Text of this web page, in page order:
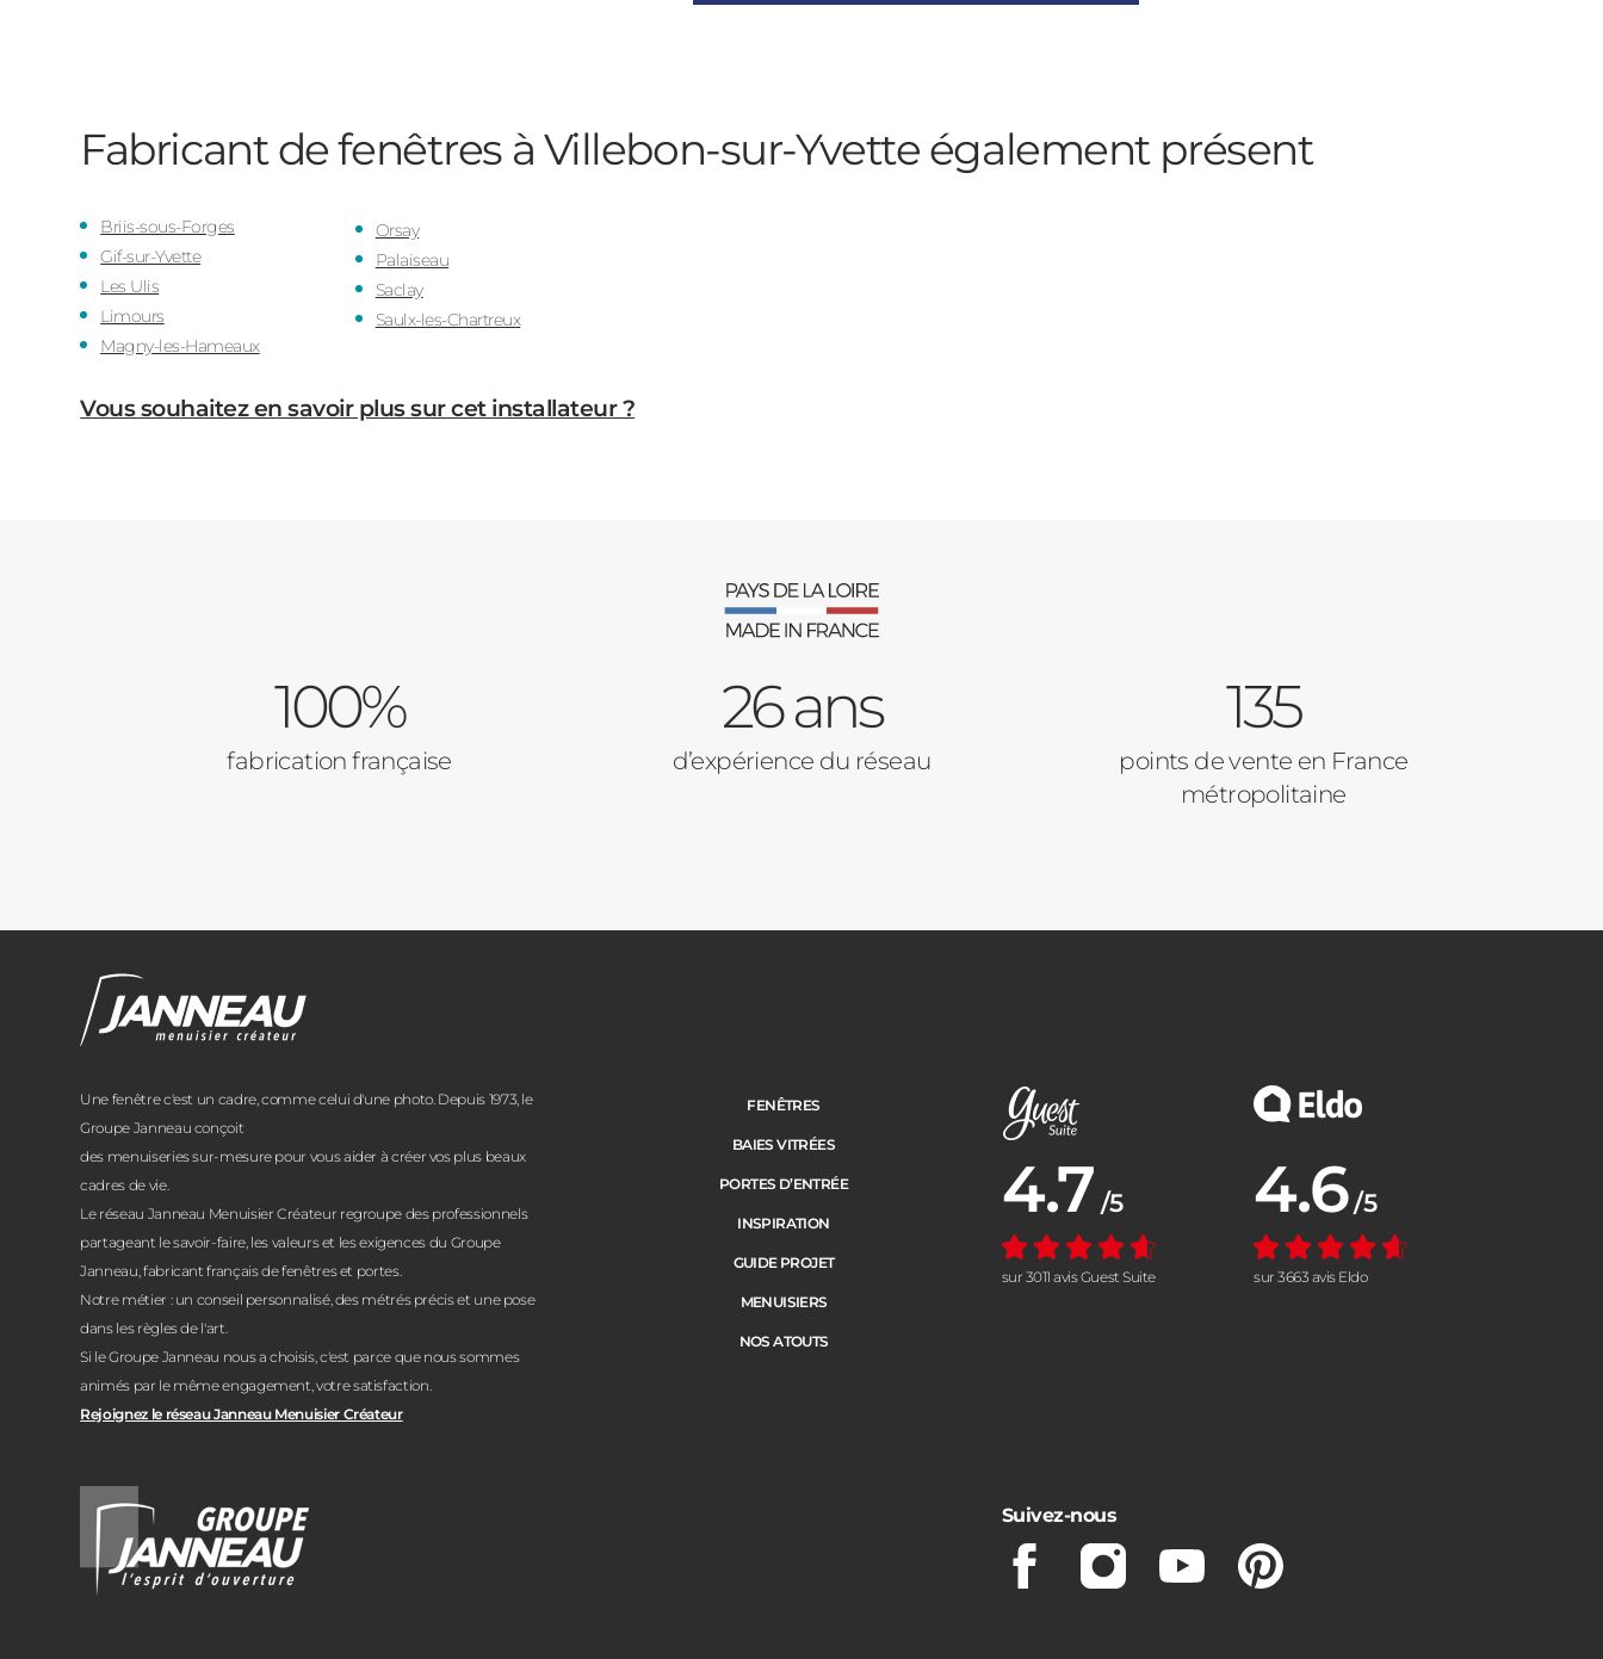
Fabricant de fenêtres à Villebon-sur-Yvette également présent
Briis-sous-Forges
Gif-sur-Yvette
Les Ulis
Limours
Magny-les-Hameaux
Orsay
Palaiseau
Saclay
Saulx-les-Chartreux
Vous souhaitez en savoir plus sur cet installateur ?
100%
fabrication française
26 ans
d’expérience du réseau
135
points de vente en France
métropolitaine
Une fenêtre c'est un cadre, comme celui d'une photo. Depuis 1973, le
Groupe Janneau conçoit
des menuiseries sur-mesure pour vous aider à créer vos plus beaux
cadres de vie.
Le réseau Janneau Menuisier Créateur regroupe des professionnels
partageant le savoir-faire, les valeurs et les exigences du Groupe
Janneau, fabricant français de fenêtres et portes.
Notre métier : un conseil personnalisé, des métrés précis et une pose
dans les règles de l'art.
Si le Groupe Janneau nous a choisis, c'est parce que nous sommes
animés par le même engagement, votre satisfaction.
Rejoignez le réseau Janneau Menuisier Créateur
FENÊTRES
BAIES VITRÉES
PORTES D’ENTRÉE
INSPIRATION
GUIDE PROJET
MENUISIERS
NOS ATOUTS
Note moyenne :
4.7 /5
sur 3011 avis Guest Suite
Note moyenne :
4.6 /5
sur 3663 avis Eldo
Suivez-nous
FacebookInstagramYoutubePinterest